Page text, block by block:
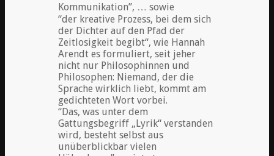
Kommunikation”, … sowie
“der kreative Prozess, bei dem sich
der Dichter auf den Pfad der
Zeitlosigkeit begibt“, wie Hannah
Arendt es formuliert, seit jeher
nicht nur Philosophinnen und
Philosophen: Niemand, der die
Sprache wirklich liebt, kommt am
gedichteten Wort vorbei.
“Das, was unter dem
Gattungsbegriff „Lyrik“ verstanden
wird, besteht selbst aus
unüberblickbar vielen